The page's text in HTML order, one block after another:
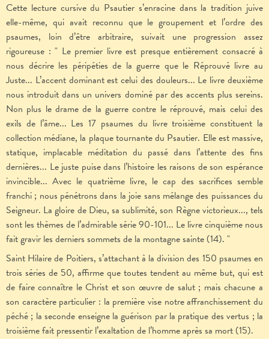
Cette lecture cursive du Psautier s’enracine dans la tradition juive
elle-même, qui avait reconnu que le groupement et l’ordre des
psaumes, loin d’être arbitraire, suivait une progression assez
rigoureuse : " Le premier livre est presque entièrement consacré à
nous décrire les péripéties de la guerre que le Réprouvé livre au
Juste... L’accent dominant est celui des douleurs... Le livre deuxième
nous introduit dans un univers dominé par des accents plus sereins.
Non plus le drame de la guerre contre le réprouvé, mais celui des
exils de l’âme... Les 17 psaumes du livre troisième constituent la
collection médiane, la plaque tournante du Psautier. Elle est massive,
statique, implacable méditation du passé dans l’attente des fins
dernières... Le juste puise dans l’histoire les raisons de son espérance
invincible... Avec le quatrième livre, le cap des sacrifices semble
franchi ; nous pénétrons dans la joie sans mélange des puissances du
Seigneur. La gloire de Dieu, sa sublimité, son Règne victorieux..., tels
sont les thèmes de l’admirable série 90-101... Le livre cinquième nous
fait gravir les derniers sommets de la montagne sainte (14). "
Saint Hilaire de Poitiers, s’attachant à la division des 150 psaumes en
trois séries de 50, affirme que toutes tendent au même but, qui est
de faire connaître le Christ et son œuvre de salut ; mais chacune a
son caractère particulier : la première vise notre affranchissement du
péché ; la seconde enseigne la guérison par la pratique des vertus ; la
troisième fait pressentir l’exaltation de l’homme après sa mort (15).